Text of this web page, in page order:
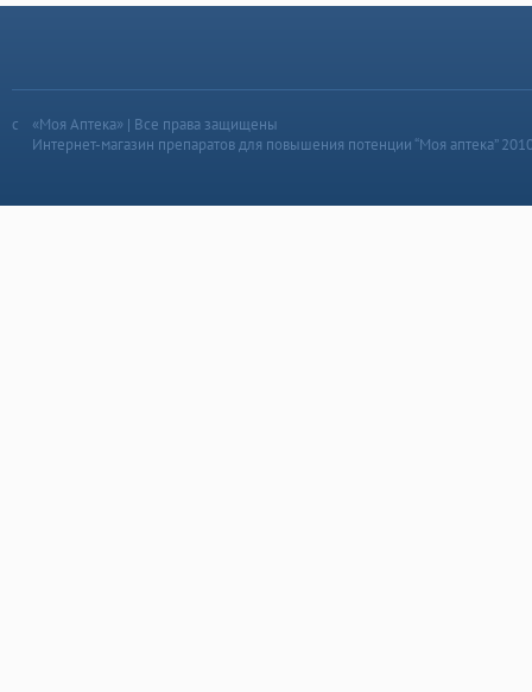
«Моя Аптека» | Все права защищены
Интернет-магазин препаратов для повышения потенции “Моя аптека”